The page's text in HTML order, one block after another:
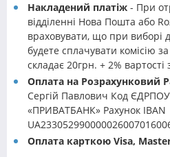
Накладений платіж - При
відділенні Нова Пошта або
враховувати, що при виборі
будете сплачувати комісію
складає 20грн. + 2%
Оплата на Розрахунковий
Сергій Павлович Код
«ПРИВАТБАНК» Рахунок IBAN
Оплата карткою Visa,